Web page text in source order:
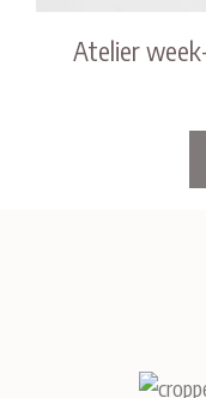
Atelier